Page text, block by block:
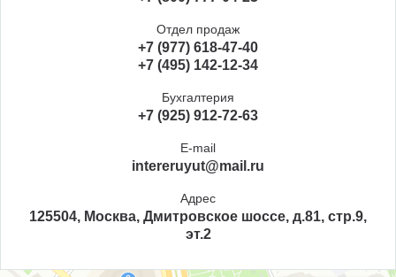
Отдел продаж
+7 (977) 618-47-40
+7 (495) 142-12-34
Бухгалтерия
+7 (925) 912-72-63
E-mail
intereruyut@mail.ru
Адрес
125504, Москва, Дмитровское шоссе, д.81, стр.9,
эт.2